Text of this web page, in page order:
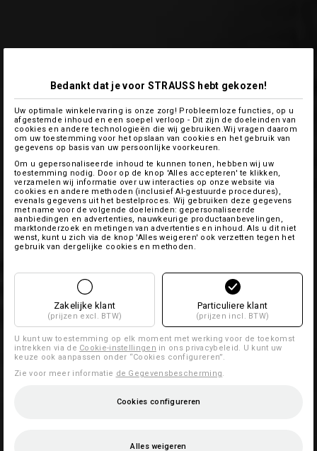
Bedankt dat je voor STRAUSS hebt gekozen!
Uw optimale winkelervaring is onze zorg! Probleemloze functies, op u
afgestemde inhoud en een soepel verloop - Dit zijn de doeleinden van
cookies en andere technologieën die wij gebruiken.Wij vragen daarom
om uw toestemming voor het opslaan van cookies en het gebruik van
gegevens op basis van uw persoonlijke voorkeuren.
Om u gepersonaliseerde inhoud te kunnen tonen, hebben wij uw
toestemming nodig. Door op de knop 'Alles accepteren' te klikken,
verzamelen wij informatie over uw interacties op onze website via
cookies en andere methoden (inclusief AI-gestuurde procedures),
evenals gegevens uit het bestelproces. Wij gebruiken deze gegevens
met name voor de volgende doeleinden: gepersonaliseerde
aanbiedingen en advertenties, nauwkeurige productaanbevelingen,
marktonderzoek en metingen van advertenties en inhoud. Als u dit niet
wenst, kunt u zich via de knop 'Alles weigeren' ook verzetten tegen het
gebruik van dergelijke cookies en methoden.
Zakelijke klant
(prijzen excl. BTW)
Particuliere klant
(prijzen incl. BTW)
U kunt uw toestemming op elk moment met werking voor de toekomst
intrekken via de Cookie-instellingen in ons privacybeleid. U kunt uw
keuze ook aanpassen onder “Cookies configureren”.
Zie voor meer informatie de Gegevensbescherming.
Cookies configureren
Alles weigeren